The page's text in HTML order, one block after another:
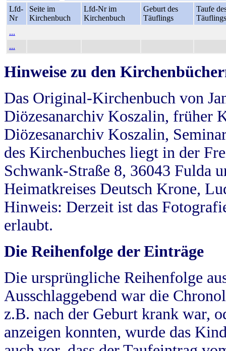
Lfd-
Nr
Seite im
Kirchenbuch
Lfd-Nr im
Kirchenbuch
Geburt des
Täuflings
Taufe
Täuflings
...
...
Hinweise zu den
Das Original-Kirchenbuch von
Diözesanarchiv Koszalin, früher
Diözesanarchiv Koszalin,
des Kirchenbuches liegt in der
Schwank-Straße 8, 36043 Fulda
Heimatkreises Deutsch Krone,
Hinweis: Derzeit ist das
erlaubt.
Die Reihenfolge der Einträge
Die ursprüngliche Reihenfolge
Ausschlaggebend war die
z.B. nach der Geburt krank war,
anzeigen konnten, wurde das